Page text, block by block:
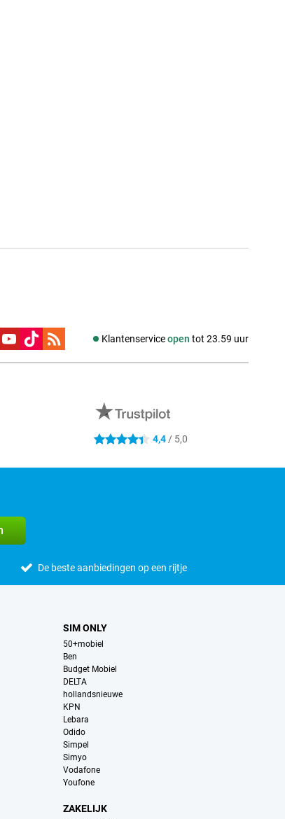
Klantenserviceopen tot 23.59 uur
4.4 sterren 4,4 / 5,0
De beste aanbiedingen op een rijtje
SIM ONLY
50+mobiel
Ben
Budget Mobiel
DELTA
hollandsnieuwe
KPN
Lebara
Odido
Simpel
Simyo
Vodafone
Youfone
ZAKELIJK